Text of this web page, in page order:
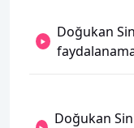
Doğukan
Doğukan